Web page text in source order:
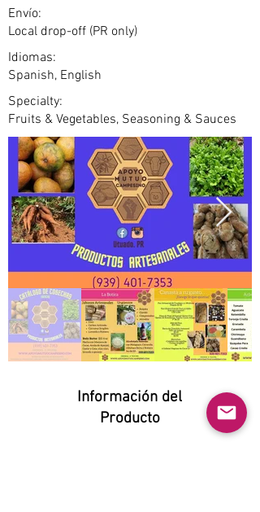
Envío:
Local drop-off (PR only)
Idiomas:
Spanish, English
Specialty:
Fruits & Vegetables, Seasoning & Sauces
Información del
Producto